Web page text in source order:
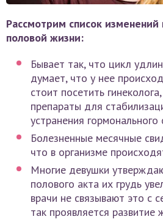
Рассмотрим список изменений
половой жизни:
Бывает так, что цикл
думает, что у нее
стоит посетить
препараты для
устранения гормонального
Болезненные месячные
что в организме
Многие девушки
полового акта их грудь
врачи не связывают это с
так проявляется развитие